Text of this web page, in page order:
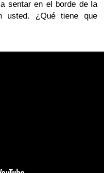
sentar en el borde de la
usted. ¿Qué tiene que